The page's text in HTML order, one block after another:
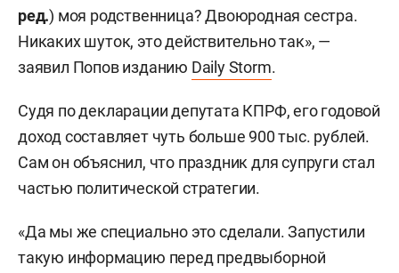
ред.) моя родственница? Двоюродная сестра.
Никаких шуток, это действительно так», —
заявил Попов изданию Daily Storm.
Судя по декларации депутата КПРФ, его годовой
доход составляет чуть больше 900 тыс. рублей.
Сам он объяснил, что праздник для супруги стал
частью политической стратегии.
«Да мы же специально это сделали. Запустили
такую информацию перед предвыборной